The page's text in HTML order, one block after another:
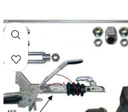
AXEL BROMSAD